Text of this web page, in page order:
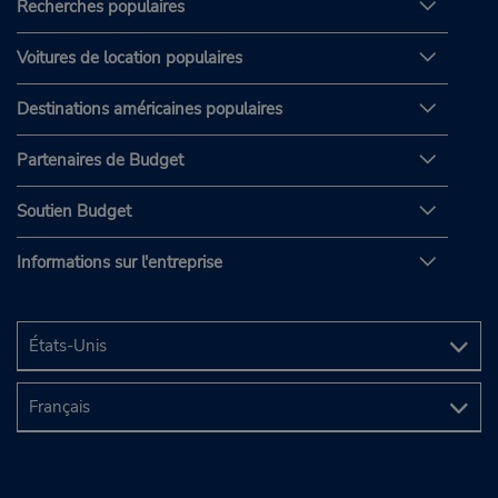
Recherches populaires
Voitures de location populaires
Destinations américaines populaires
Partenaires de Budget
Soutien Budget
Informations sur l'entreprise